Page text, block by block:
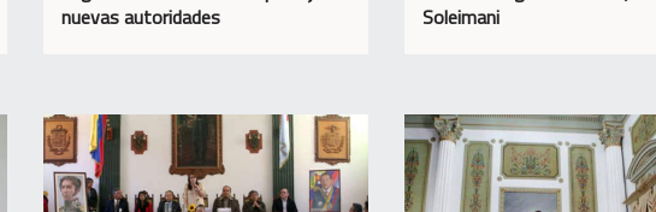
nuevas autoridades
Soleimani